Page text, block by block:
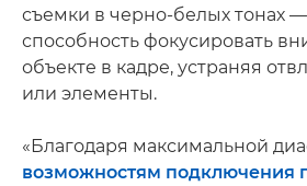
съемки в черно-белых тонах —
способность фокусировать
объекте в кадре, устраняя
или элементы.
«Благодаря максимальной
возможностям подключения